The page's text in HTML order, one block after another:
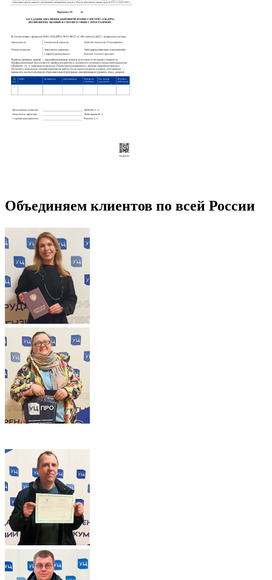
Объединяем клиентов по всей России